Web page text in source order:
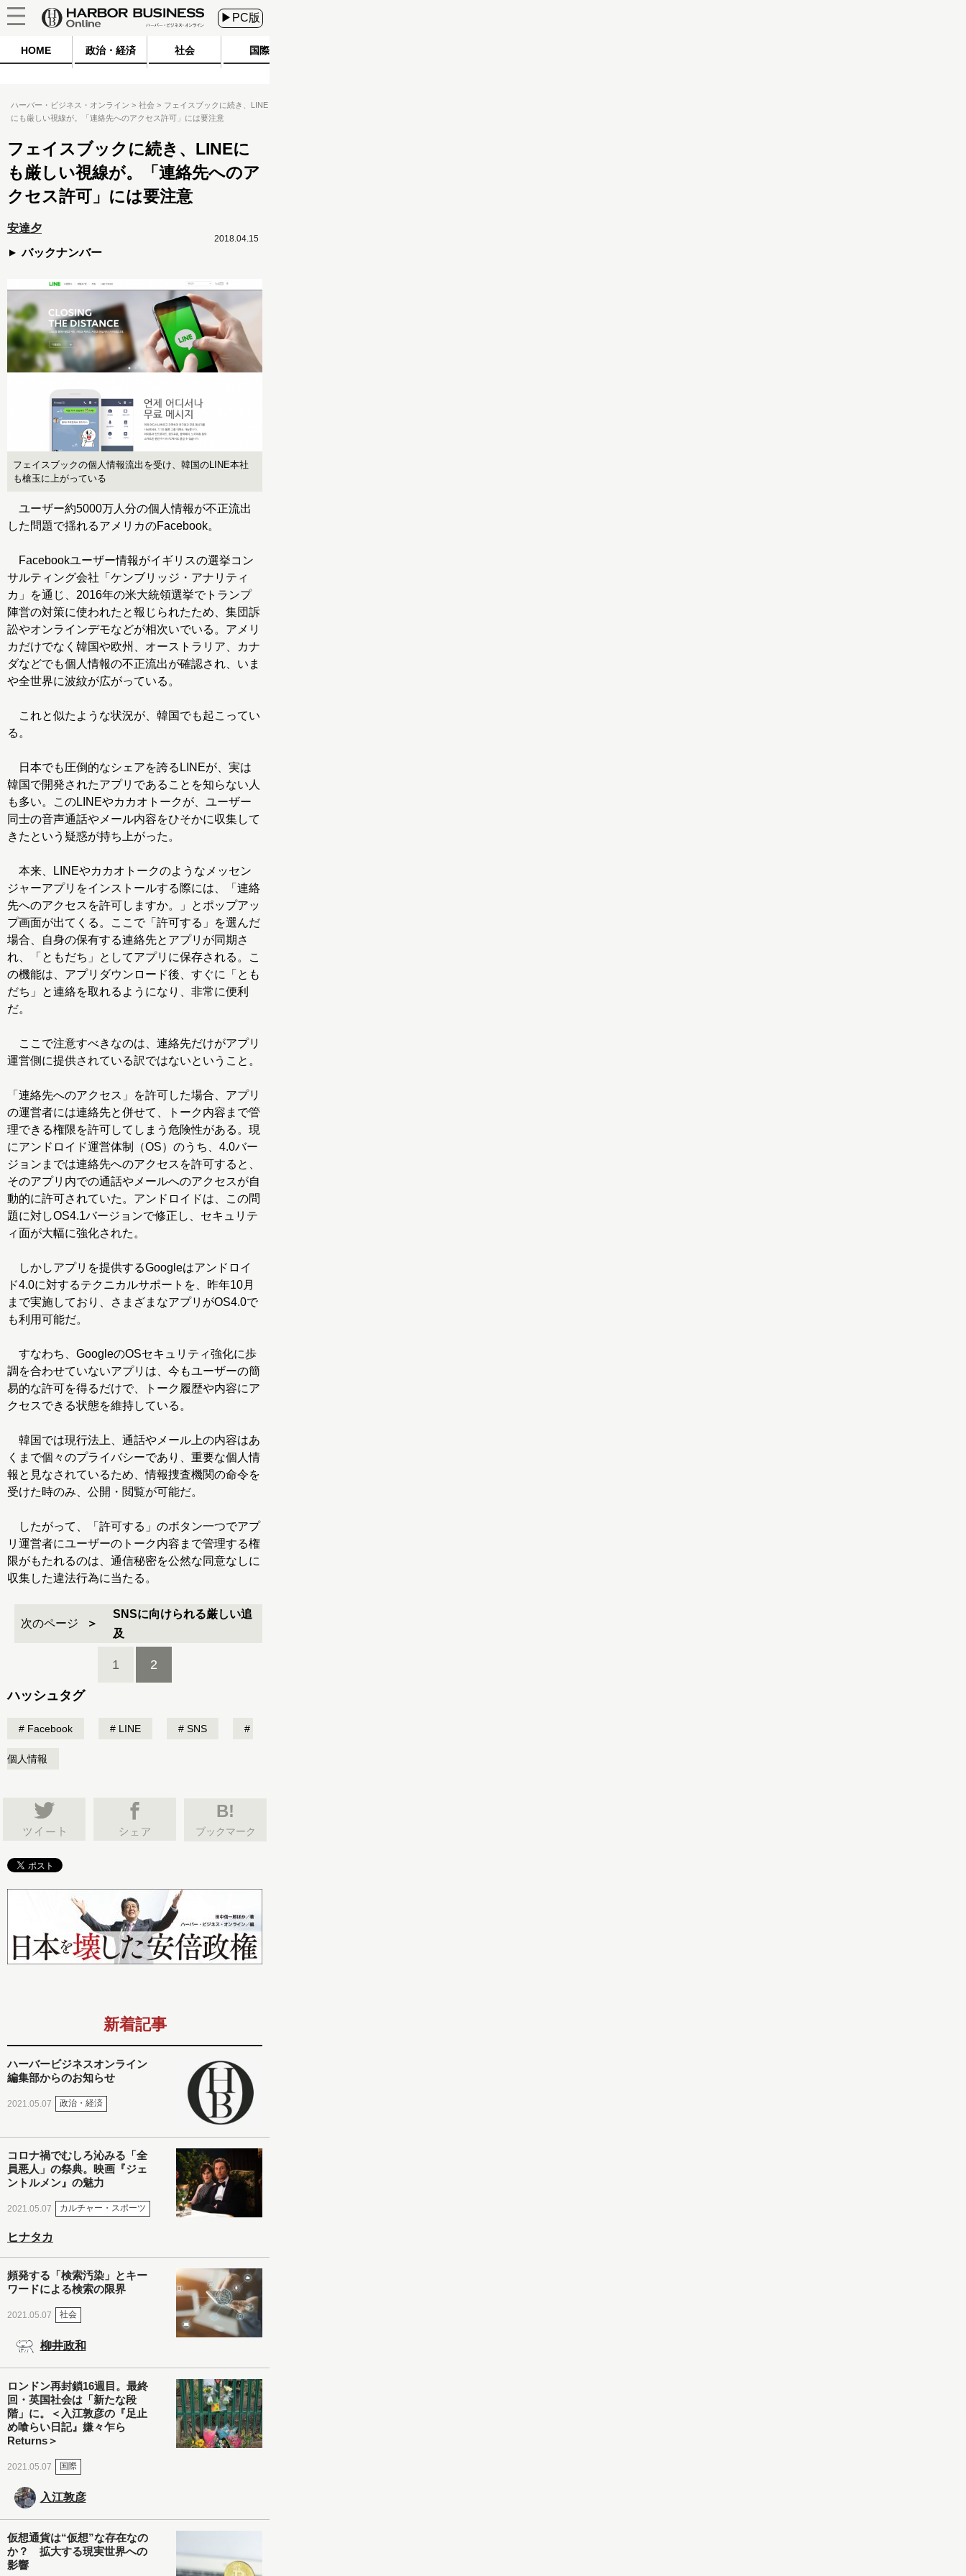
▶PC版
HOME 政治・経済 社会 国際
ハーバー・ビジネス・オンライン 社会
フェイスブックに続き、LINE
にも厳しい視線が。「連絡先へのアクセス許可」には要注意
フェイスブックに続き、LINEに
も厳しい視線が。「連絡先へのア
クセス許可」には要注意
安達夕
バックナンバー
2018.04.15
フェイスブックの個人情報流出を受け、韓国のLINE本社
も槍玉に上がっている
ユーザー約5000万人分の個人情報が不正流出
した問題で揺れるアメリカのFacebook。
Facebookユーザー情報がイギリスの選挙コン
サルティング会社「ケンブリッジ・アナリティ
カ」を通じ、2016年の米大統領選挙でトランプ
陣営の対策に使われたと報じられたため、集団訴
訟やオンラインデモなどが相次いでいる。アメリ
カだけでなく韓国や欧州、オーストラリア、カナ
ダなどでも個人情報の不正流出が確認され、いま
や全世界に波紋が広がっている。
これと似たような状況が、韓国でも起こってい
る。
日本でも圧倒的なシェアを誇るLINEが、実は
韓国で開発されたアプリであることを知らない人
も多い。このLINEやカカオトークが、ユーザー
同士の音声通話やメール内容をひそかに収集して
きたという疑惑が持ち上がった。
本来、LINEやカカオトークのようなメッセン
ジャーアプリをインストールする際には、「連絡
先へのアクセスを許可しますか。」とポップアッ
プ画面が出てくる。ここで「許可する」を選んだ
場合、自身の保有する連絡先とアプリが同期さ
れ、「ともだち」としてアプリに保存される。こ
の機能は、アプリダウンロード後、すぐに「とも
だち」と連絡を取れるようになり、非常に便利
だ。
ここで注意すべきなのは、連絡先だけがアプリ
運営側に提供されている訳ではないということ。
「連絡先へのアクセス」を許可した場合、アプリ
の運営者には連絡先と併せて、トーク内容まで管
理できる権限を許可してしまう危険性がある。現
にアンドロイド運営体制（OS）のうち、4.0バー
ジョンまでは連絡先へのアクセスを許可すると、
そのアプリ内での通話やメールへのアクセスが自
動的に許可されていた。アンドロイドは、この問
題に対しOS4.1バージョンで修正し、セキュリテ
ィ面が大幅に強化された。
しかしアプリを提供するGoogleはアンドロイ
ド4.0に対するテクニカルサポートを、昨年10月
まで実施しており、さまざまなアプリがOS4.0で
も利用可能だ。
すなわち、GoogleのOSセキュリティ強化に歩
調を合わせていないアプリは、今もユーザーの簡
易的な許可を得るだけで、トーク履歴や内容にア
クセスできる状態を維持している。
韓国では現行法上、通話やメール上の内容はあ
くまで個々のプライバシーであり、重要な個人情
報と見なされているため、情報捜査機関の命令を
受けた時のみ、公開・閲覧が可能だ。
したがって、「許可する」のボタン一つでアプ
リ運営者にユーザーのトーク内容まで管理する権
限がもたれるのは、通信秘密を公然な同意なしに
収集した違法行為に当たる。
次のページ
SNSに向けられる厳しい追
及
1 2
ハッシュタグ
Facebook LINE SNS
個人情報
B!
ブックマーク
新着記事
ハーバービジネスオンライン
編集部からのお知らせ
2021.05.07 政治・経済
コロナ禍でむしろ沁みる「全
員悪人」の祭典。映画『ジェ
ントルメン』の魅力
2021.05.07 カルチャー・スポーツ
ヒナタカ
頻発する「検索汚染」とキー
ワードによる検索の限界
2021.05.07 社会
柳井政和
ロンドン再封鎖16週目。最終
回・英国社会は「新たな段
階」に。＜入江敦彦の『足止
め喰らい日記』嫌々乍ら
Returns＞
2021.05.07 国際
入江敦彦
仮想通貨は“仮想”な存在なの
か？ 拡大する現実世界への
影響